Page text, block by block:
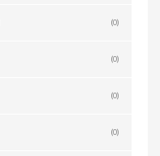
(0)
(0)
(0)
(0)